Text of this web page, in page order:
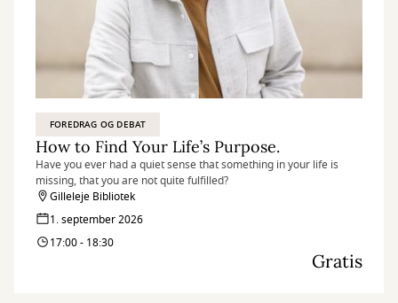
FOREDRAG OG DEBAT
How to Find Your Life’s Purpose.
Have you ever had a quiet sense that something in your life is
missing, that you are not quite fulfilled?
Gilleleje Bibliotek
1. september 2026
17:00 - 18:30
Gratis